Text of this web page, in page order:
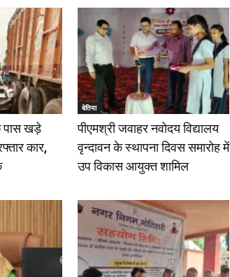
पास खड़े
कार,
बेतिया
पीएमश्री जवाहर नवोदय विद्यालय
वृन्दावन के स्थापना दिवस समारोह में
उप विकास आयुक्त शामिल